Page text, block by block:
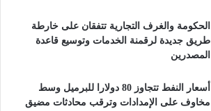
الحكومة والغرف التجارية تتفقان على خارطة
طريق جديدة لرقمنة الخدمات وتوسيع قاعدة
المصدرين
أسعار النفط تتجاوز 80 دولارا للبرميل وسط
مخاوف على الإمدادات وترقب محادثات مضيق